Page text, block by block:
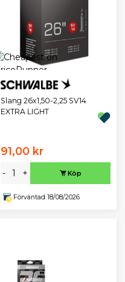
Slang 26x1,50-2,25 SV14
EXTRA LIGHT
91,00 kr
- + Köp
Förväntad 18/08/2026